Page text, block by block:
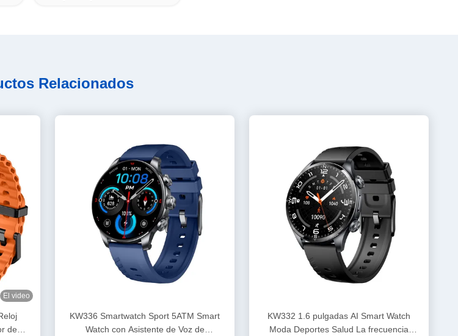
Relacionados
El video
de
KW336 Smartwatch Sport 5ATM Smart
Watch con Asistente de Voz de
KW332 1.6 pulgadas AI Smart Watch
Moda Deportes Salud La frecuencia